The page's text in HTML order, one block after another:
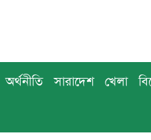
অর্থনীতি সারাদেশ খেলা